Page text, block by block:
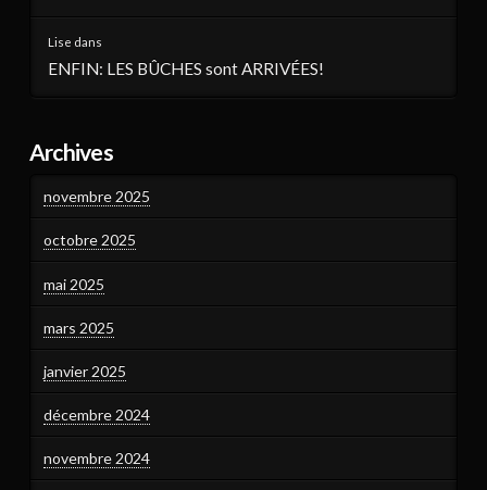
Lise dans
ENFIN: LES BÛCHES sont ARRIVÉES!
Archives
novembre 2025
octobre 2025
mai 2025
mars 2025
janvier 2025
décembre 2024
novembre 2024